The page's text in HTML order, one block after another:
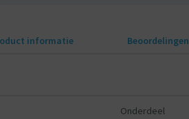
informatie Beoordelingen
Onderdeel